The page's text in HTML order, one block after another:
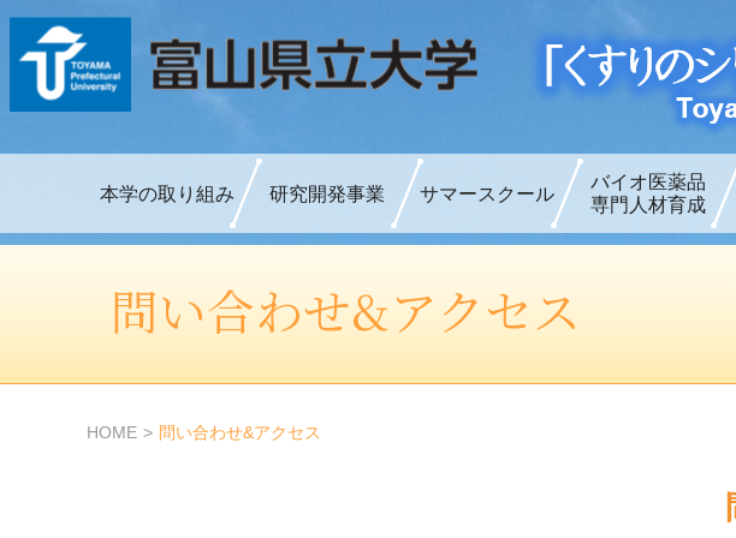
本学の取り組み 研究開発事業 サマースクール
バイオ医薬品
専門人材育成
問い合わせ&アクセス
HOME 問い合わせ&アクセス